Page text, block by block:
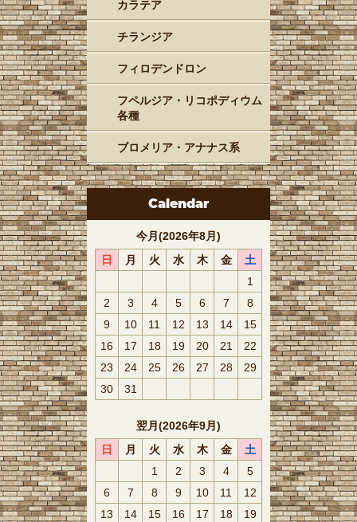
カラテア
チランジア
フィロデンドロン
フペルジア・リコポディウム
各種
ブロメリア・アナナス系
Calendar
今月(2026年8月)
日
月 火 水 木 金
土
1
2
3 4 5 6 7
8
9
10 11 12 13 14
15
16
17 18 19 20 21
22
23
24 25 26 27 28
29
30
31
翌月(2026年9月)
日
月 火 水 木 金
土
1
2 3 4
5
6
7 8 9 10 11
12
13
14 15 16 17 18 19